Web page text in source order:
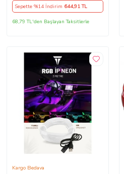
Sepette %14 İndirim 644,91 TL
68,79 TL'den Başlayan Taksitlerle
Kargo Bedava